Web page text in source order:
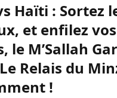
Haïti : Sortez
et enfilez vos
le M’Sallah
Relais du
!